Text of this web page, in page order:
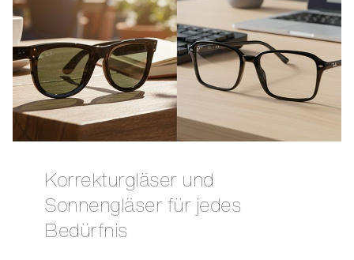
Korrekturgläser und
Sonnengläser für jedes
Bedürfnis